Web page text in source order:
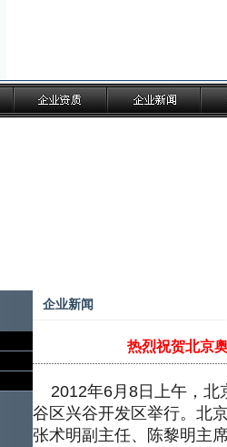
企业新闻
热烈祝贺北京
2012年6月8日上午，北
谷区兴谷开发区举行。北
张术明副主任、陈黎明主